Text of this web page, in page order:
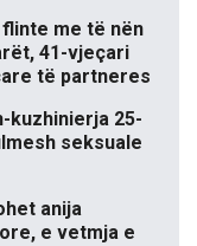
me të nën
41-vjeçari
të partneres
kuzhinierja 25-
seksuale
anija
e vetmja e